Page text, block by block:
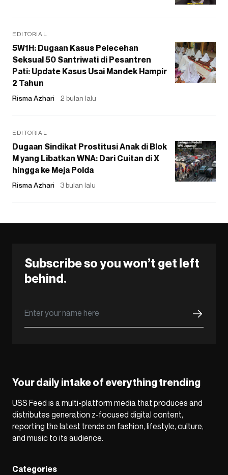
EDITORIAL
5W1H: Dugaan Kasus Pelecehan
Seksual 50 Santriwati di Pesantren
Pati: Update Kasus Usai Mandek Hampir
2 Tahun
Risma Azhari 2 bulan lalu
EDITORIAL
Dugaan Sindikat Prostitusi Anak di Blok
M yang Libatkan WNA: Dari Cuitan di X
hingga ke Meja Polda
Risma Azhari 3 bulan lalu
Subscribe so you won’t get left
behind.
Your daily intake of everything trending
USS Feed is a multi-platform media that produces and
distributes generation z-focused digital content,
reporting the latest trends on fashion, lifestyle, culture,
and music to its audience.
Categories